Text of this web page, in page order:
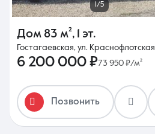
1/5
Дом 83 м², 1 эт.
Гостагаевская, ул. Краснофлотская
6 200 000 ₽73 950 ₽/м²
Позвонить